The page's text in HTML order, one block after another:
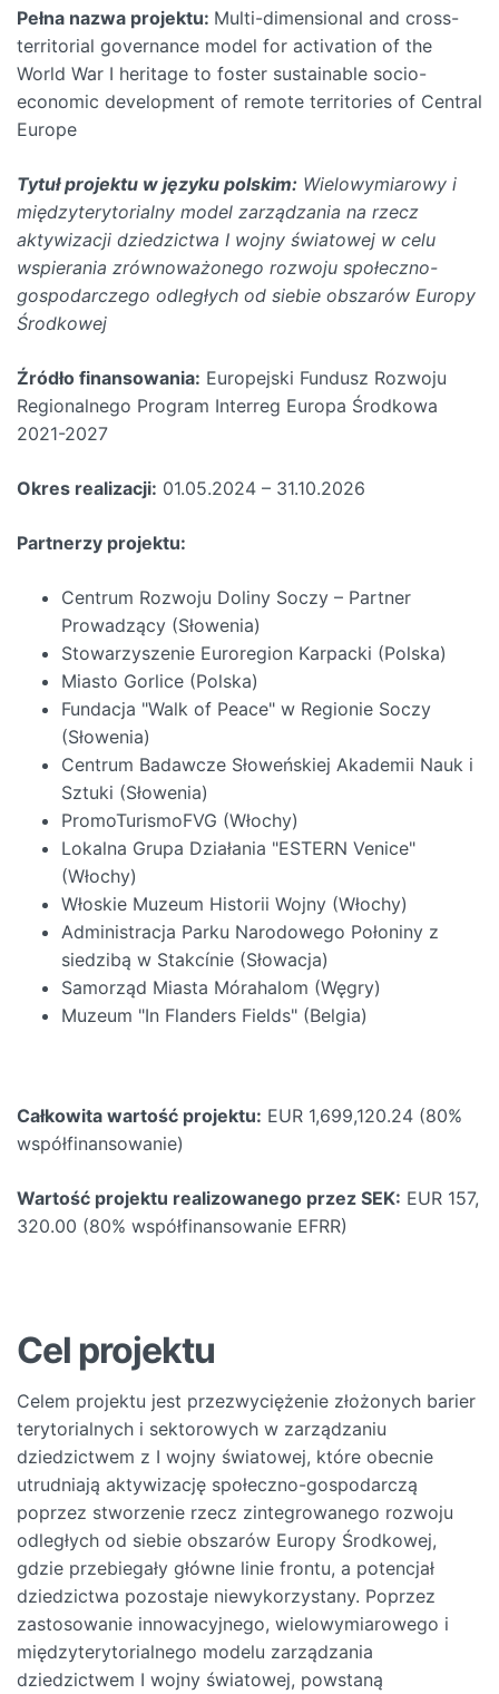
Pełna nazwa projektu: Multi-dimensional and cross-
territorial governance model for activation of the
World War I heritage to foster sustainable socio-
economic development of remote territories of Central
Europe
Tytuł projektu w języku polskim: Wielowymiarowy i
międzyterytorialny model zarządzania na rzecz
aktywizacji dziedzictwa I wojny światowej w celu
wspierania zrównoważonego rozwoju społeczno-
gospodarczego odległych od siebie obszarów Europy
Środkowej
Źródło finansowania: Europejski Fundusz Rozwoju
Regionalnego Program Interreg Europa Środkowa
2021-2027
Okres realizacji: 01.05.2024 – 31.10.2026
Partnerzy projektu:
Centrum Rozwoju Doliny Soczy – Partner
Prowadzący (Słowenia)
Stowarzyszenie Euroregion Karpacki (Polska)
Miasto Gorlice (Polska)
Fundacja "Walk of Peace" w Regionie Soczy
(Słowenia)
Centrum Badawcze Słoweńskiej Akademii Nauk i
Sztuki (Słowenia)
PromoTurismoFVG (Włochy)
Lokalna Grupa Działania "ESTERN Venice"
(Włochy)
Włoskie Muzeum Historii Wojny (Włochy)
Administracja Parku Narodowego Połoniny z
siedzibą w Stakcínie (Słowacja)
Samorząd Miasta Mórahalom (Węgry)
Muzeum "In Flanders Fields" (Belgia)
Całkowita wartość projektu: EUR 1,699,120.24 (80%
współfinansowanie)
Wartość projektu realizowanego przez SEK: EUR 157,
320.00 (80% współfinansowanie EFRR)
Cel projektu
Celem projektu jest przezwyciężenie złożonych barier
terytorialnych i sektorowych w zarządzaniu
dziedzictwem z I wojny światowej, które obecnie
utrudniają aktywizację społeczno-gospodarczą
poprzez stworzenie rzecz zintegrowanego rozwoju
odległych od siebie obszarów Europy Środkowej,
gdzie przebiegały główne linie frontu, a potencjał
dziedzictwa pozostaje niewykorzystany. Poprzez
zastosowanie innowacyjnego, wielowymiarowego i
międzyterytorialnego modelu zarządzania
dziedzictwem I wojny światowej, powstaną